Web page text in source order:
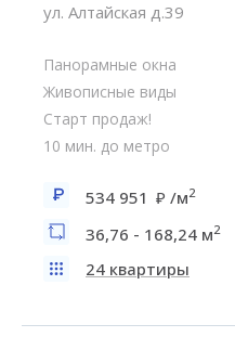
ул. Алтайская д.39
Панорамные окна
Живописные виды
Старт продаж!
10 мин. до метро
534 951 /м2
36,76 - 168,24 м2
24 квартиры